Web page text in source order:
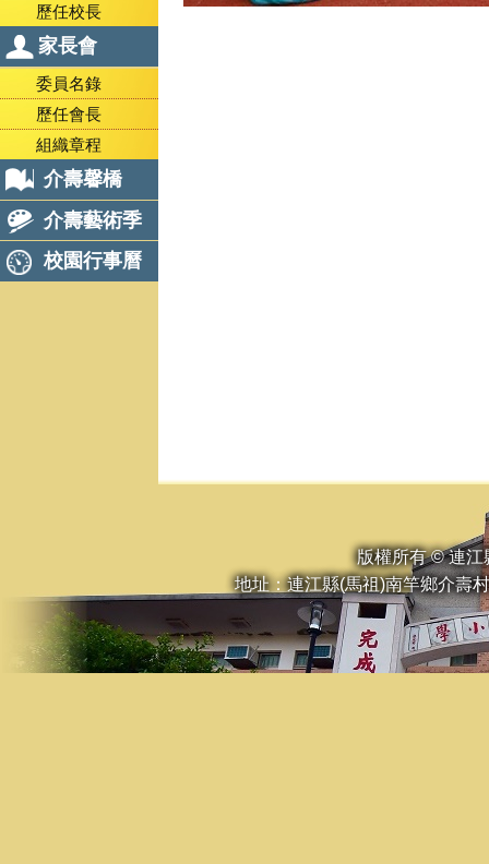
歷任校長
家長會
委員名錄
歷任會長
組織章程
介壽馨橋
介壽藝術季
校園行事曆
版權所有 © 連江
地址：連江縣(馬祖)南竿鄉介壽